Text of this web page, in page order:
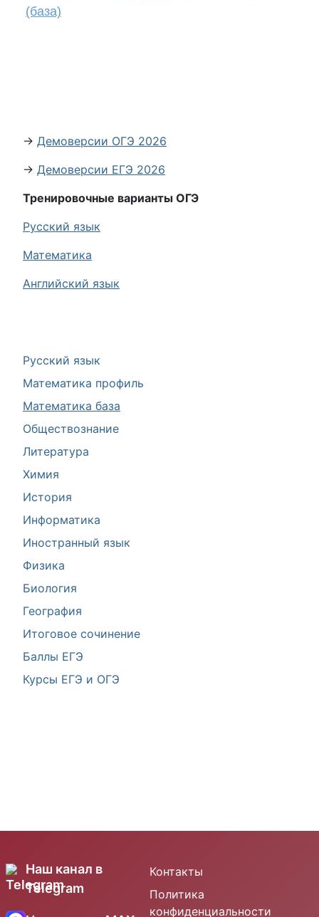
Русский язык
Математика профиль
Математика база
Обществознание
Литература
Химия
История
Информатика
Иностранный язык
Физика
Биология
География
Итоговое сочинение
Баллы ЕГЭ
Курсы ЕГЭ и ОГЭ
(база)
→ Демоверсии ОГЭ 2026
→ Демоверсии ЕГЭ 2026
Тренировочные варианты ОГЭ
Русский язык
Математика
Английский язык
Наш канал в
Telegram
Контакты
Политика
конфиденциальности